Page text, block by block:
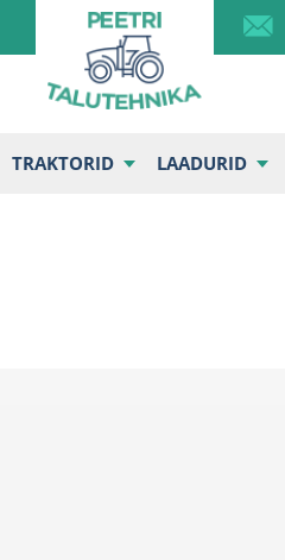
TRAKTORID LAADURID